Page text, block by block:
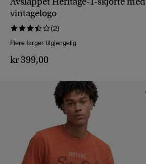
HURTIGVISNING
vintagelogo
(2)
Flere farger tilgjengelig
kr 399,00